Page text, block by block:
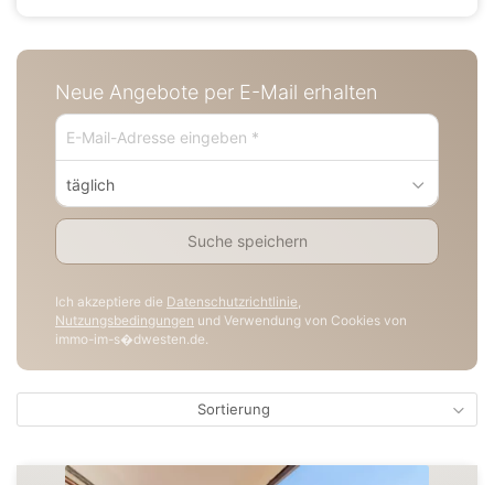
Neue Angebote per E-Mail erhalten
täglich
Suche speichern
Ich akzeptiere die Datenschutzrichtlinie,
Nutzungsbedingungen und Verwendung von Cookies von
immo-im-s�dwesten.de.
Sortierung